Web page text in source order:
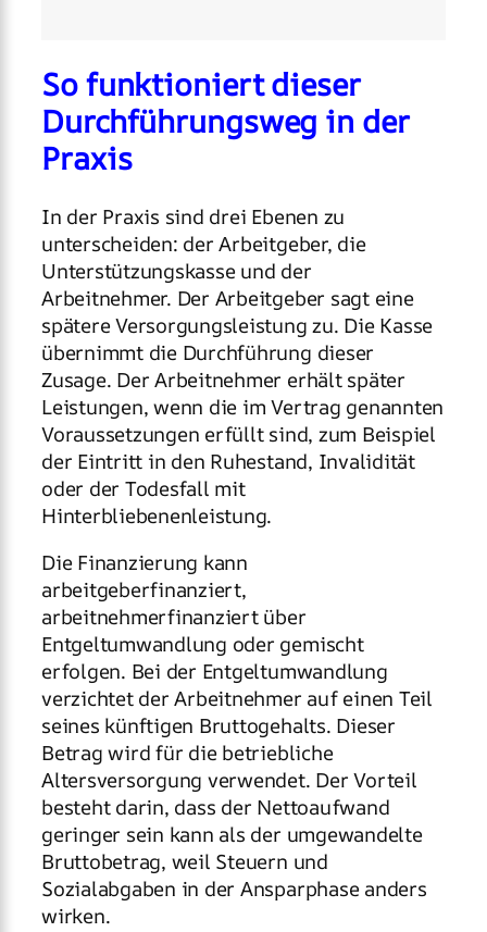
So funktioniert dieser
Durchführungsweg in der
Praxis
In der Praxis sind drei Ebenen zu
unterscheiden: der Arbeitgeber, die
Unterstützungskasse und der
Arbeitnehmer. Der Arbeitgeber sagt eine
spätere Versorgungsleistung zu. Die Kasse
übernimmt die Durchführung dieser
Zusage. Der Arbeitnehmer erhält später
Leistungen, wenn die im Vertrag genannten
Voraussetzungen erfüllt sind, zum Beispiel
der Eintritt in den Ruhestand, Invalidität
oder der Todesfall mit
Hinterbliebenenleistung.
Die Finanzierung kann
arbeitgeberfinanziert,
arbeitnehmerfinanziert über
Entgeltumwandlung oder gemischt
erfolgen. Bei der Entgeltumwandlung
verzichtet der Arbeitnehmer auf einen Teil
seines künftigen Bruttogehalts. Dieser
Betrag wird für die betriebliche
Altersversorgung verwendet. Der Vorteil
besteht darin, dass der Nettoaufwand
geringer sein kann als der umgewandelte
Bruttobetrag, weil Steuern und
Sozialabgaben in der Ansparphase anders
wirken.